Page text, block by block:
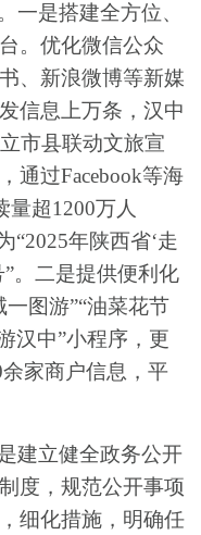
一是搭建全方位、
。 优化微信公众
、新浪微博等新媒
信息上万条， 汉中
市县联动文旅宣
通过Facebook等海
量超1200万人
“2025年陕西省‘走
。 二是提供便利化
一图游”“油菜花节
汉中”小程序， 更
余家商户信息 ，平
建立健全政务公开
度，规范公开事项
细化措施，明确任